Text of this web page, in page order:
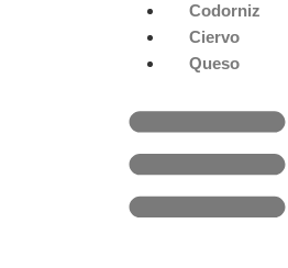
Codorniz
Ciervo
Queso